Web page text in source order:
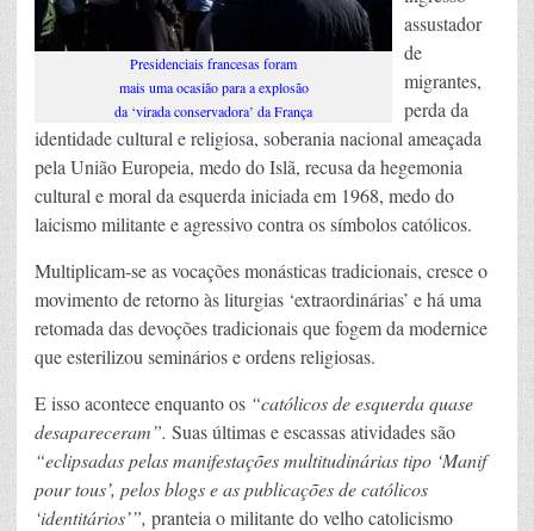
Presidenciais francesas foram
mais uma ocasião para a explosão
da ‘virada conservadora’ da França
assustador
de
migrantes,
perda da
identidade cultural e religiosa, soberania nacional ameaçada
pela União Europeia, medo do Islã, recusa da hegemonia
cultural e moral da esquerda iniciada em 1968, medo do
laicismo militante e agressivo contra os símbolos católicos.
Multiplicam-se as vocações monásticas tradicionais, cresce o
movimento de retorno às liturgias ‘extraordinárias’ e há uma
retomada das devoções tradicionais que fogem da modernice
que esterilizou seminários e ordens religiosas.
E isso acontece enquanto os “católicos de esquerda quase
desapareceram”. Suas últimas e escassas atividades são
“eclipsadas pelas manifestações multitudinárias tipo ‘Manif
pour tous’, pelos blogs e as publicações de católicos
‘identitários’”, pranteia o militante do velho catolicismo